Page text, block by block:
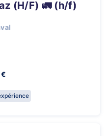
(H/F) 🚛 (h/f)